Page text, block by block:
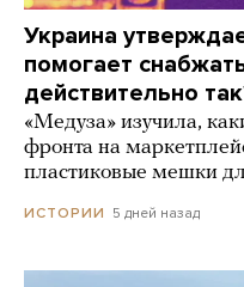
Украина
помогает
действительно
«Медуза» изучила,
фронта на
пластиковые мешки
ИСТОРИИ 5 дней назад